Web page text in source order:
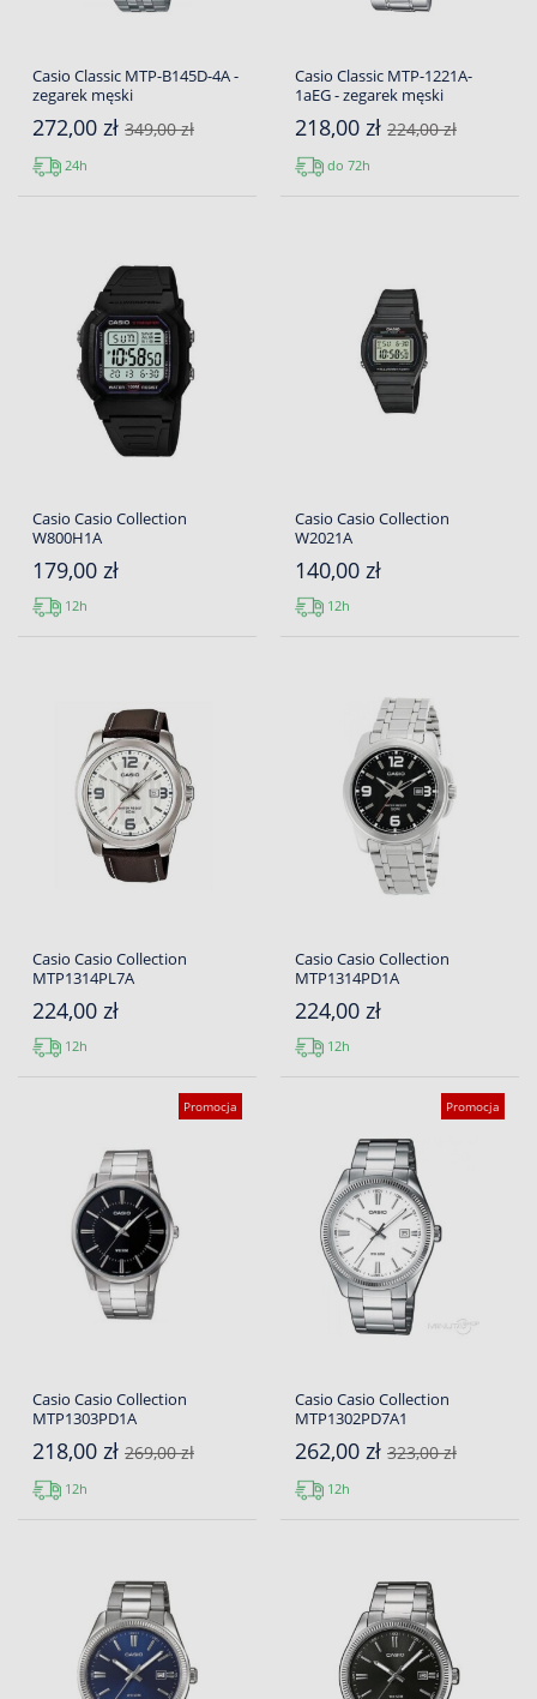
Casio Classic MTP-B145D-4A -
zegarek męski
272,00 zł 349,00 zł
24h
Casio Classic MTP-1221A-
1aEG - zegarek męski
218,00 zł 224,00 zł
do 72h
Casio Casio Collection
W800H1A
179,00 zł
12h
Casio Casio Collection
W2021A
140,00 zł
12h
Casio Casio Collection
MTP1314PL7A
224,00 zł
12h
Casio Casio Collection
MTP1314PD1A
224,00 zł
12h
Promocja
Casio Casio Collection
MTP1303PD1A
218,00 zł 269,00 zł
12h
Promocja
Casio Casio Collection
MTP1302PD7A1
262,00 zł 323,00 zł
12h